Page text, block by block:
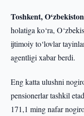
Toshkent,
holatiga ko‘ra,
ijtimoiy to‘lovlar
agentligi xabar berdi.
Eng katta ulushni
pensionerlar tashkil
171,1 ming nafar